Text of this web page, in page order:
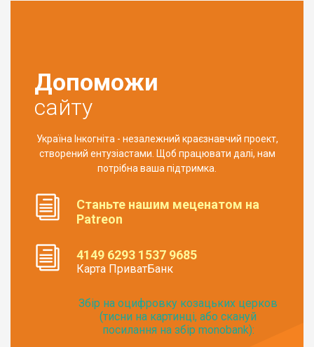
Допоможи
сайту
Україна Інкогніта - незалежний краєзнавчий проект,
створений ентузіастами. Щоб працювати далі, нам
потрібна ваша підтримка.
Станьте нашим меценатом на
Patreon
4149 6293 1537 9685
Карта ПриватБанк
Збір на оцифровку козацьких церков
(тисни на картинці, або скануй
посилання на збір monobank):